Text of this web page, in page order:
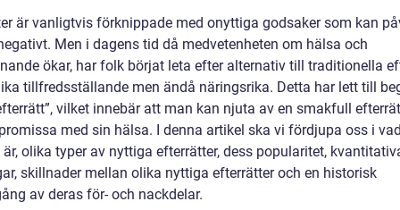
är vanligtvis förknippade med onyttiga godsaker som kan
Men i dagens tid då medvetenheten om hälsa och
ökar, har folk börjat leta efter alternativ till traditionella
tillfredsställande men ändå näringsrika. Detta har lett till
vilket innebär att man kan njuta av en smakfull
med sin hälsa. I denna artikel ska vi fördjupa oss i
olika typer av nyttiga efterrätter, dess popularitet,
skillnader mellan olika nyttiga efterrätter och en historisk
av deras för- och nackdelar.